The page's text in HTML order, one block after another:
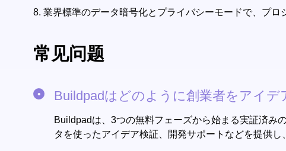
8. 業界標準のデータ暗号化とプライバシーモードで、プロ
常见问题
Buildpadはどのように創業者をアイ
Buildpadは、3つの無料フェーズから始まる実証済み
タを使ったアイデア検証、開発サポートなどを提供